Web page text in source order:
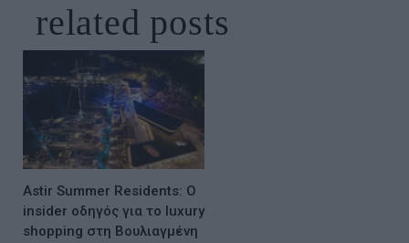
related posts
Astir Summer Residents: Ο
insider οδηγός για το luxury
shopping στη Βουλιαγμένη